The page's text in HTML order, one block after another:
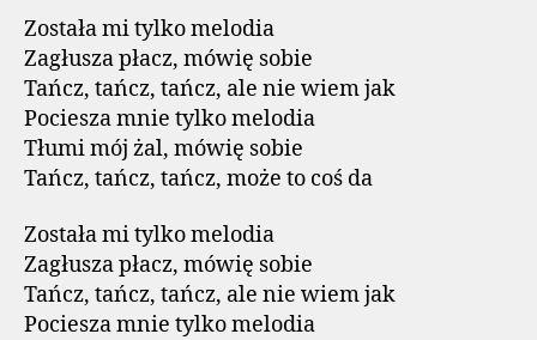
Została mi tylko melodia
Zagłusza płacz, mówię sobie
Tańcz, tańcz, tańcz, ale nie wiem jak
Pociesza mnie tylko melodia
Tłumi mój żal, mówię sobie
Tańcz, tańcz, tańcz, może to coś da
Została mi tylko melodia
Zagłusza płacz, mówię sobie
Tańcz, tańcz, tańcz, ale nie wiem jak
Pociesza mnie tylko melodia